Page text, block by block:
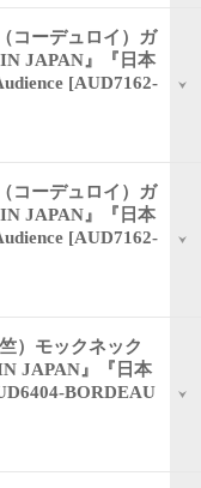
コーデュロイ）ガ
JAPAN』『日本
[AUD7162-
コーデュロイ）ガ
JAPAN』『日本
[AUD7162-
）モックネック
JAPAN』『日本
BORDEAU